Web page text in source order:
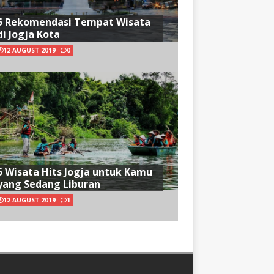
Rekomendasi Tempat Wisata
Jogja Kota
12 AUGUST 2019 0
Wisata Hits Jogja untuk Kamu
Sedang Liburan
12 AUGUST 2019 1